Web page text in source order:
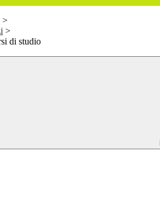
>
>
di studio